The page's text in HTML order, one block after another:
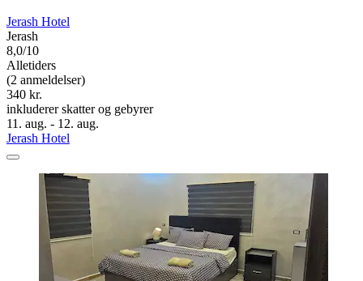
Jerash Hotel
Jerash
8,0/10
Alletiders
(2 anmeldelser)
340 kr.
inkluderer skatter og gebyrer
11. aug. - 12. aug.
Jerash Hotel